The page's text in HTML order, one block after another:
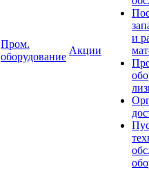
Пром.
оборудование
Акции
и